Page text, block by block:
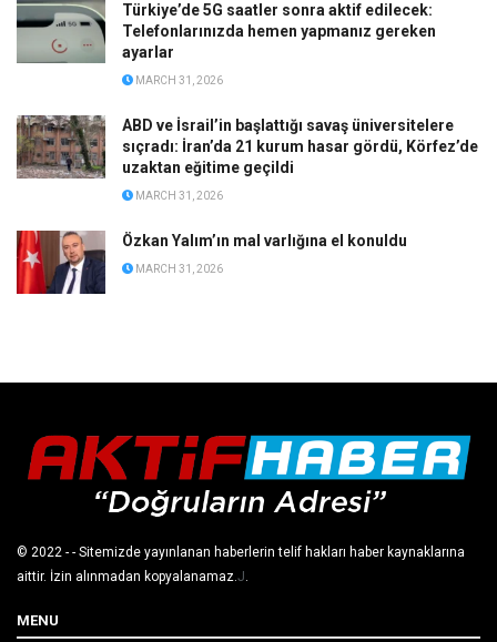
Türkiye’de 5G saatler sonra aktif edilecek:
Telefonlarınızda hemen yapmanız gereken
ayarlar
MARCH 31, 2026
ABD ve İsrail’in başlattığı savaş üniversitelere
sıçradı: İran’da 21 kurum hasar gördü, Körfez’de
uzaktan eğitime geçildi
MARCH 31, 2026
Özkan Yalım’ın mal varlığına el konuldu
MARCH 31, 2026
© 2022 - - Sitemizde yayınlanan haberlerin telif hakları haber kaynaklarına
aittir. İzin alınmadan kopyalanamaz. J
MENU